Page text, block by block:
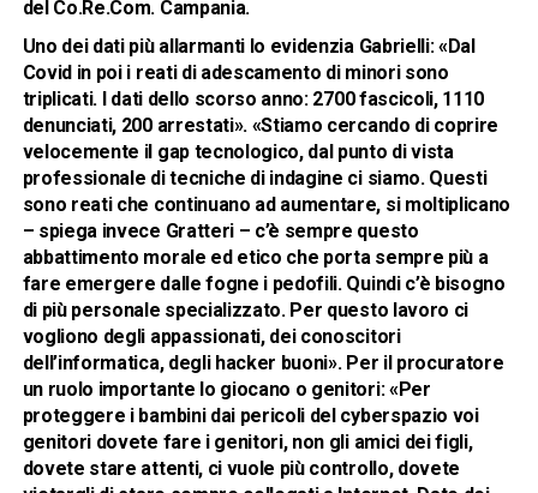
del Co.Re.Com. Campania.
Uno dei dati più allarmanti lo evidenzia Gabrielli: «Dal
Covid in poi i reati di adescamento di minori sono
triplicati. I dati dello scorso anno: 2700 fascicoli, 1110
denunciati, 200 arrestati». «Stiamo cercando di coprire
velocemente il gap tecnologico, dal punto di vista
professionale di tecniche di indagine ci siamo. Questi
sono reati che continuano ad aumentare, si moltiplicano
– spiega invece Gratteri – c’è sempre questo
abbattimento morale ed etico che porta sempre più a
fare emergere dalle fogne i pedofili. Quindi c’è bisogno
di più personale specializzato. Per questo lavoro ci
vogliono degli appassionati, dei conoscitori
dell’informatica, degli hacker buoni». Per il procuratore
un ruolo importante lo giocano o genitori: «Per
proteggere i bambini dai pericoli del cyberspazio voi
genitori dovete fare i genitori, non gli amici dei figli,
dovete stare attenti, ci vuole più controllo, dovete